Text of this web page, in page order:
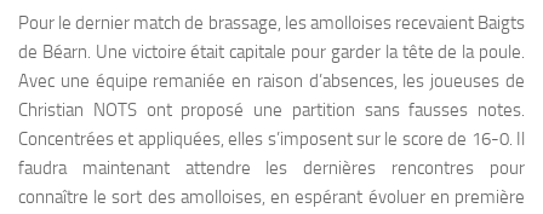
Pour le dernier match de brassage, les amolloises recevaient Baigts
de Béarn. Une victoire était capitale pour garder la tête de la poule.
Avec une équipe remaniée en raison d’absences, les joueuses de
Christian NOTS ont proposé une partition sans fausses notes.
Concentrées et appliquées, elles s’imposent sur le score de 16-0. Il
faudra maintenant attendre les dernières rencontres pour
connaître le sort des amolloises, en espérant évoluer en première